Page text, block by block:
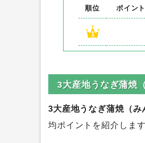
3大産地う
順位 ポイン
1
3大産地うなぎ蒲焼